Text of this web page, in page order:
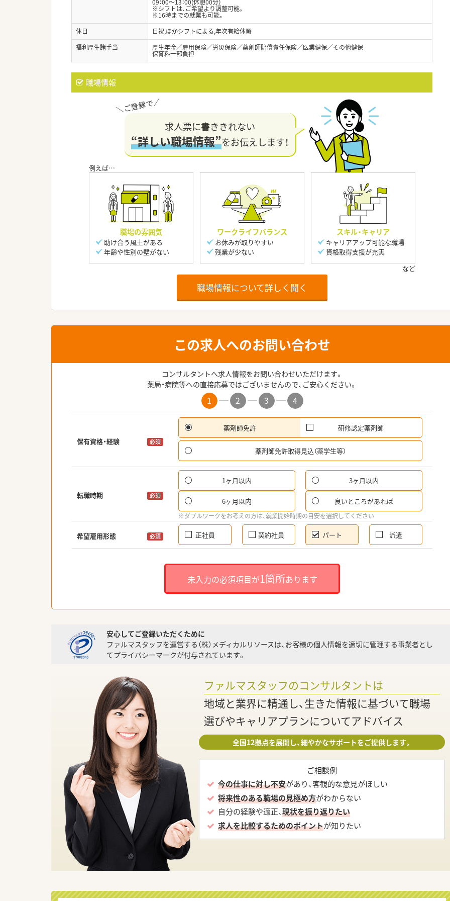
09：00～13：00(休憩00分）
※シフトは、ご希望より調整可能。
※16時までの就業も可能。
休日
日祝,ほかシフトによる,年次有給休暇
福利厚生諸手当
厚生年金／雇用保険／労災保険／薬剤師賠償責任保険／医業健保／その他健保
保育料一部負担
職場情報
求人票に書ききれない
“詳しい職場情報”をお伝えします！
職場の雰囲気
助け合う風土がある
年齢や性別の壁がない
ワークライフバランス
お休みが取りやすい
残業が少ない
スキル・キャリア
キャリアアップ可能な職場
資格取得支援が充実
職場情報について詳しく聞く
この求人へのお問い合わせ
コンサルタントへ求人情報をお問い合わせいただけます。
薬局・病院等への直接応募ではございませんので、ご安心ください。
1 2 3 4
保有資格・経験 必須
薬剤師免許 研修認定薬剤師
薬剤師免許取得見込（薬学生等）
転職時期 必須
1ヶ月以内 3ヶ月以内
6ヶ月以内 良いところがあれば
※ダブルワークをお考えの方は、就業開始時期の目安を選択してください
希望雇用形態 必須 正社員 契約社員 パート 派遣
未入力の必須項目が1箇所あります
安心してご登録いただくために
ファルマスタッフを運営する（株）メディカルリソースは、お客様の個人情報を適切に管理する事業者とし
てプライバシーマークが付与されています。
ファルマスタッフのコンサルタントは
地域と業界に精通し、生きた情報に基づいて職場
選びやキャリアプランについてアドバイス
全国12拠点を展開し、細やかなサポートをご提供します。
ご相談例
今の仕事に対し不安があり、客観的な意見がほしい
将来性のある職場の見極め方がわからない
自分の経験や適正、現状を振り返りたい
求人を比較するためのポイントが知りたい